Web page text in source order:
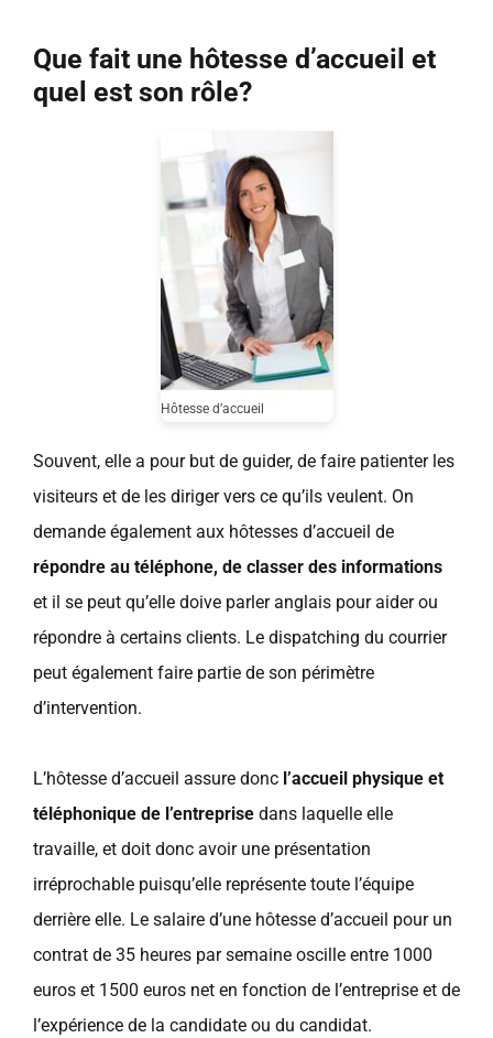
Que fait une hôtesse d’accueil et
quel est son rôle?
Hôtesse d’accueil
Souvent, elle a pour but de guider, de faire patienter les
visiteurs et de les diriger vers ce qu’ils veulent. On
demande également aux hôtesses d’accueil de
répondre au téléphone, de classer des informations
et il se peut qu’elle doive parler anglais pour aider ou
répondre à certains clients. Le dispatching du courrier
peut également faire partie de son périmètre
d’intervention.
L’hôtesse d’accueil assure donc l’accueil physique et
téléphonique de l’entreprise dans laquelle elle
travaille, et doit donc avoir une présentation
irréprochable puisqu’elle représente toute l’équipe
derrière elle. Le salaire d’une hôtesse d’accueil pour un
contrat de 35 heures par semaine oscille entre 1000
euros et 1500 euros net en fonction de l’entreprise et de
l’expérience de la candidate ou du candidat.